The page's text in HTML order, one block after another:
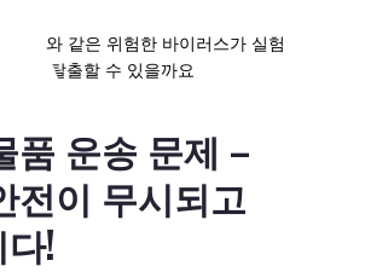
품 운송 문제 –
전이 무시되고
!